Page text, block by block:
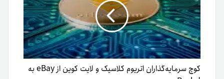
کوچ سرمایه‌گذاران اتریوم کلاسیک و لایت کوین از eBay به